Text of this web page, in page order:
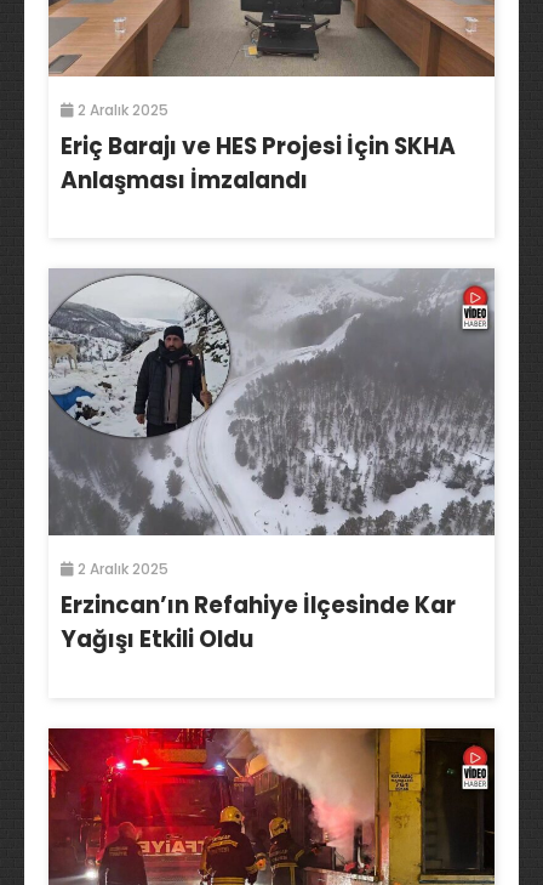
2 Aralık 2025
Eriç Barajı ve HES Projesi İçin SKHA
Anlaşması İmzalandı
2 Aralık 2025
Erzincan’ın Refahiye İlçesinde Kar
Yağışı Etkili Oldu